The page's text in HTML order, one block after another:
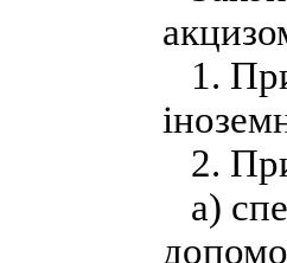
1. При
2. При
а)